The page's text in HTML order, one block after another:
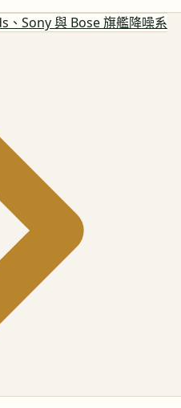
、Sony 與 Bose 旗艦降噪系